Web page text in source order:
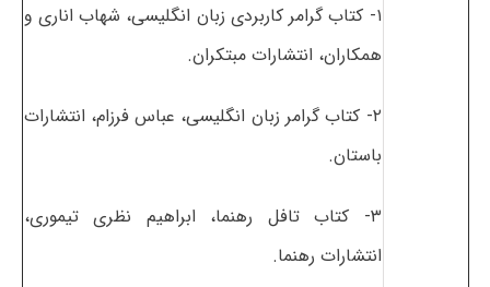
۱- کتاب گرامر کاربردی زبان انگلیسی، شهاب اناری و
همکاران، انتشارات مبتکران.
۲- کتاب گرامر زبان انگلیسی، عباس فرزام، انتشارات
باستان.
۳- کتاب تافل رهنما، ابراهیم نظری تیموری،
انتشارات رهنما.